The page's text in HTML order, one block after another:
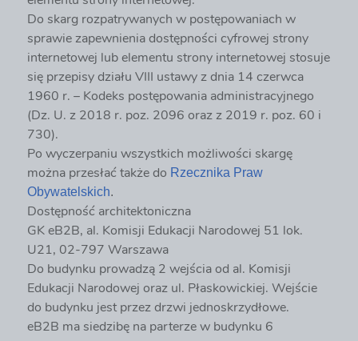
Do skarg rozpatrywanych w postępowaniach w
sprawie zapewnienia dostępności cyfrowej strony
internetowej lub elementu strony internetowej stosuje
się przepisy działu VIII ustawy z dnia 14 czerwca
1960 r. – Kodeks postępowania administracyjnego
(Dz. U. z 2018 r. poz. 2096 oraz z 2019 r. poz. 60 i
730).
Po wyczerpaniu wszystkich możliwości skargę
można przesłać także do Rzecznika Praw
Obywatelskich.
Dostępność architektoniczna
GK eB2B, al. Komisji Edukacji Narodowej 51 lok.
U21, 02-797 Warszawa
Do budynku prowadzą 2 wejścia od al. Komisji
Edukacji Narodowej oraz ul. Płaskowickiej. Wejście
do budynku jest przez drzwi jednoskrzydłowe.
eB2B ma siedzibę na parterze w budynku 6